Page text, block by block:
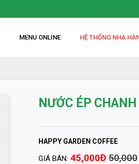
MENU ONLINE HỆ THỐNG NHÀ
NƯỚC ÉP CHANH
HAPPY GARDEN COFFEE
GIÁ BÁN: 45,000Đ 50,000